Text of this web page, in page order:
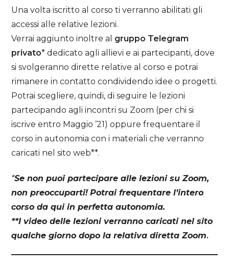
Una volta iscritto al corso ti verranno abilitati gli
accessi alle relative lezioni.
Verrai aggiunto inoltre al gruppo Telegram
privato* dedicato agli allievi e ai partecipanti, dove
si svolgeranno dirette relative al corso e potrai
rimanere in contatto condividendo idee o progetti.
Potrai scegliere, quindi, di seguire le lezioni
partecipando agli incontri su Zoom (per chi si
iscrive entro Maggio ’21) oppure frequentare il
corso in autonomia con i materiali che verranno
caricati nel sito web**.
*Se non puoi partecipare alle lezioni su Zoom,
non preoccuparti! Potrai frequentare l’intero
corso da qui in perfetta autonomia.
**I video delle lezioni verranno caricati nel sito
qualche giorno dopo la relativa diretta Zoom.